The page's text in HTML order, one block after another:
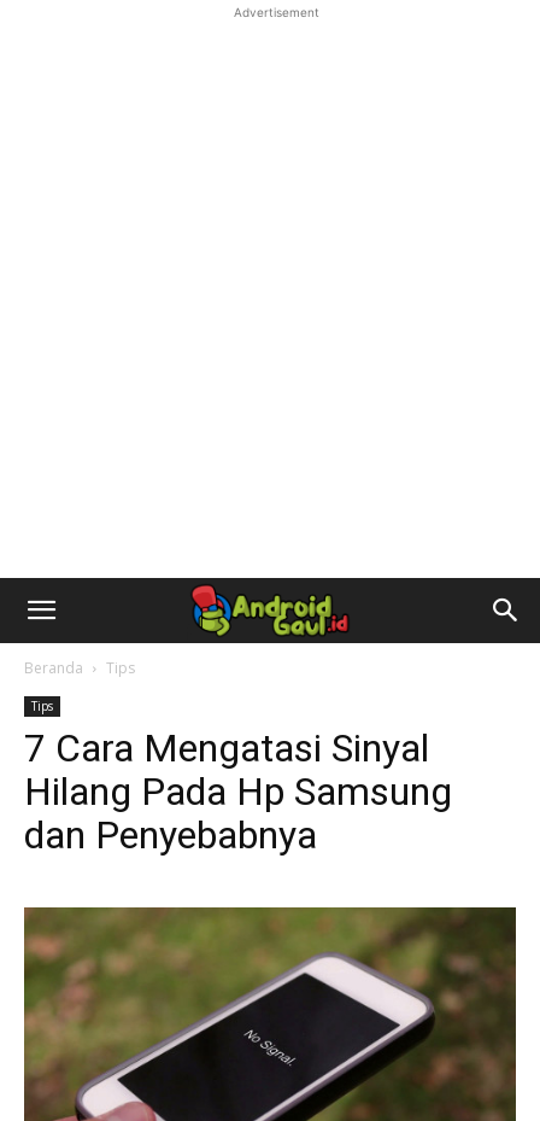
Advertisement
AndroidGaul.id
Beranda Tips
Tips
7 Cara Mengatasi Sinyal
Hilang Pada Hp Samsung
dan Penyebabnya